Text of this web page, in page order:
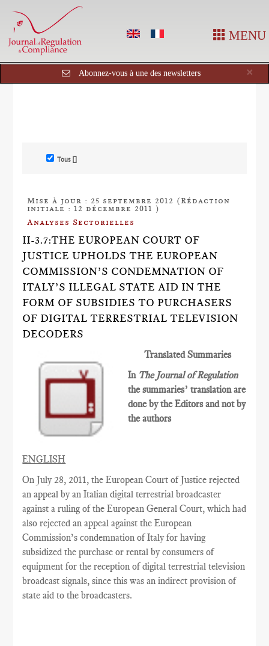
MENU
×
Abonnez-vous à une des newsletters
Tous []
Mise à jour : 25 septembre 2012 (Rédaction
initiale : 12 décembre 2011 )
Analyses Sectorielles
II-3.7:THE EUROPEAN COURT OF
JUSTICE UPHOLDS THE EUROPEAN
COMMISSION’S CONDEMNATION OF
ITALY’S ILLEGAL STATE AID IN THE
FORM OF SUBSIDIES TO PURCHASERS
OF DIGITAL TERRESTRIAL TELEVISION
DECODERS
Translated Summaries
In The Journal of Regulation
the summaries’ translation are
done by the Editors and not by
the authors
ENGLISH
On July 28, 2011, the European Court of Justice rejected
an appeal by an Italian digital terrestrial broadcaster
against a ruling of theEuropean GeneralCourt, which had
also rejected an appeal against the European
Commission’s condemnation of Italy for having
subsidized the purchase or rental by consumers of
equipment for the reception of digital terrestrial television
broadcast signals, since this was an indirect provision of
state aid to the broadcasters.